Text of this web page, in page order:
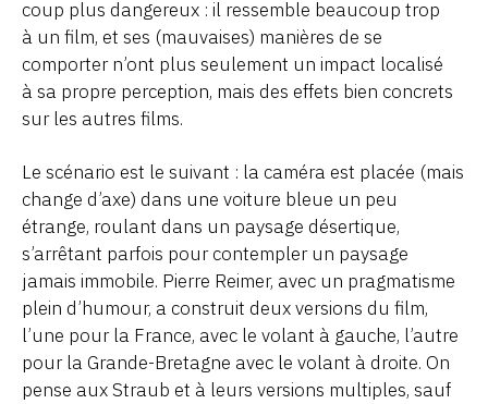
coup plus dangereux : il ressemble beaucoup trop
à un film, et ses (mauvaises) manières de se
comporter n’ont plus seulement un impact localisé
à sa propre perception, mais des effets bien concrets
sur les autres films.
Le scénario est le suivant : la caméra est placée (mais
change d’axe) dans une voiture bleue un peu
étrange, roulant dans un paysage désertique,
s’arrêtant parfois pour contempler un paysage
jamais immobile. Pierre Reimer, avec un pragmatisme
plein d’humour, a construit deux versions du film,
l’une pour la France, avec le volant à gauche, l’autre
pour la Grande-Bretagne avec le volant à droite. On
pense aux Straub et à leurs versions multiples, sauf